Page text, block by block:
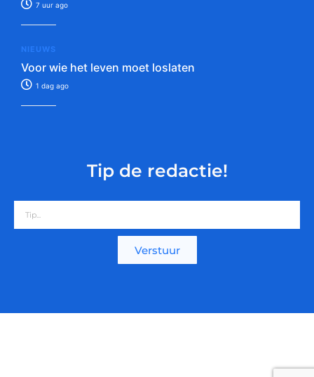
7 uur ago
NIEUWS
Voor wie het leven moet loslaten
1 dag ago
Tip de redactie!
Verstuur